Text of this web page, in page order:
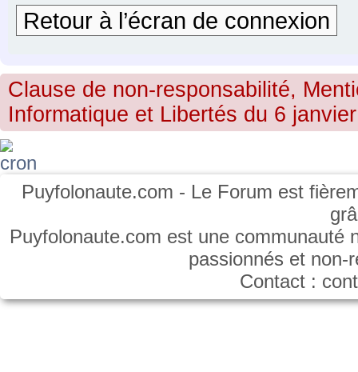
Retour à l’écran de connexion
Clause de non-responsabilité,
Informatique et Libertés du 6
Puyfolonaute.com - Le Forum est
Puyfolonaute.com est une communauté
passionnés et
Contact :